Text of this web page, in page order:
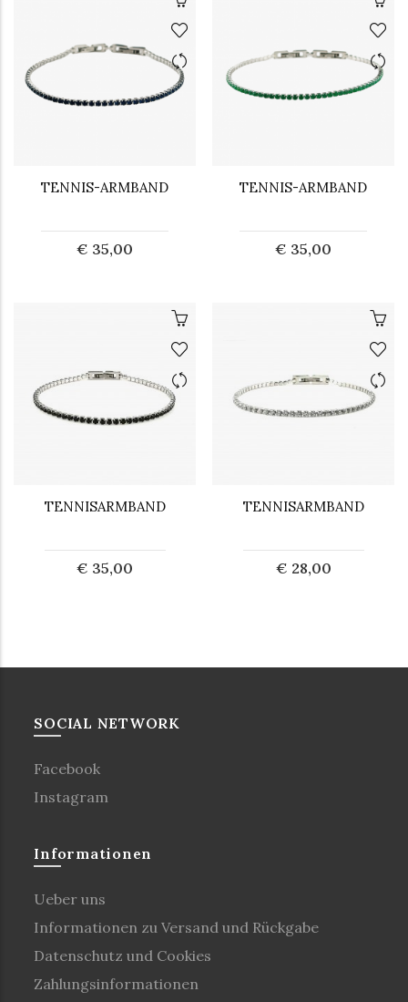
TENNIS-ARMBAND
€ 35,00
TENNIS-ARMBAND
€ 35,00
TENNISARMBAND
€ 35,00
TENNISARMBAND
€ 28,00
SOCIAL NETWORK
Facebook
Instagram
Informationen
Ueber uns
Informationen zu Versand und Rückgabe
Datenschutz und Cookies
Zahlungsinformationen